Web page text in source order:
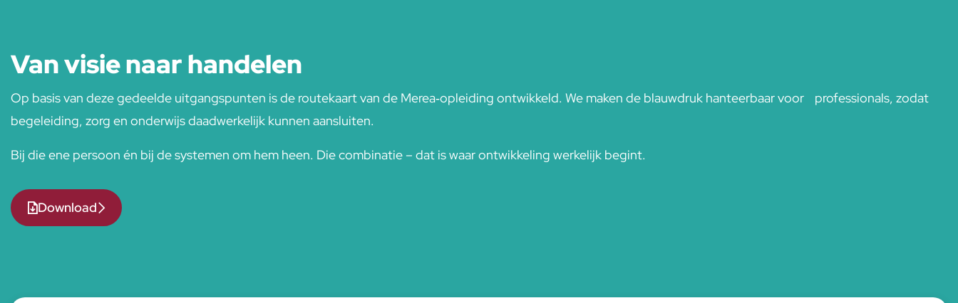
Van visie naar handelen
Op basis van deze gedeelde uitgangspunten is de routekaart van de Merea‑opleiding ontwikkeld. We maken de blauwdruk hanteerbaar voor professionals, zodat
begeleiding, zorg en onderwijs daadwerkelijk kunnen aansluiten.
Bij die ene persoon én bij de systemen om hem heen. Die combinatie – dat is waar ontwikkeling werkelijk begint.
Download